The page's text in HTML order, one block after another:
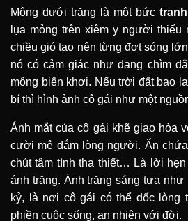
Mộng dưới trăng là một bức
lụa mỏng trên xiêm y người
chiều gió tạo nên từng đợt sóng
nó có cảm giác như đang chìm
mông biển khơi. Nếu trời đất bao
bí thì hình ảnh cô gái như một
Ánh mắt của cô gái khẽ giao hòa
cười mê đắm lòng người. Ẩn
chút tâm tình tha thiết… Là lời
ánh trăng. Ánh trăng sáng tựa
kỷ, là nơi cô gái có thể dốc lòng
phiền cuộc sống, an nhiên với đời.